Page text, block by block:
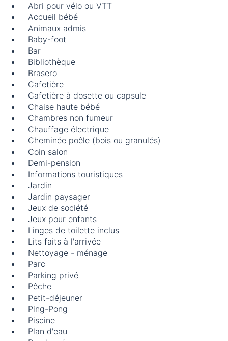
Abri pour vélo ou VTT
Accueil bébé
Animaux admis
Baby-foot
Bar
Bibliothèque
Brasero
Cafetière
Cafetière à dosette ou capsule
Chaise haute bébé
Chambres non fumeur
Chauffage électrique
Cheminée poêle (bois ou granulés)
Coin salon
Demi-pension
Informations touristiques
Jardin
Jardin paysager
Jeux de société
Jeux pour enfants
Linges de toilette inclus
Lits faits à l'arrivée
Nettoyage - ménage
Parc
Parking privé
Pêche
Petit-déjeuner
Ping-Pong
Piscine
Plan d'eau